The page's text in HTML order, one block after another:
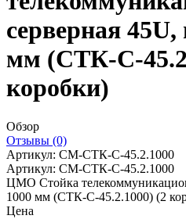
серверная 45U,
мм (СТК-С-
коробки)
Обзор
Отзывы (0)
Артикул: CM-СТК-С-45.2.1000
Артикул: CM-СТК-С-45.2.1000
ЦМО Стойка
1000 мм (СТК-С-45.2.1000) (2
Цена